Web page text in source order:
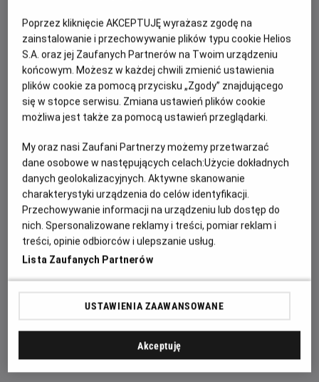
Justine Triet Justine Triet, Arthur Harari
OBSADA
Sandra Hüller , Swann Arlaud
Nagroda: Oscar 2024
Scenariusz oryginalny
Życie szczęśliwej rodziny we francuskich Alpach zostaje
przerwane, gdy Samuel ginie w wyniku upadku. Skoczył sam,
poślizgnął się czy może z balkonu wypchnęła go Sandra,
żona i matka? Śledczym brakuje dowodów, w sprawie
brakuje świadków. Na oczach opinii publicznej Sandra
najintymniejszych szczegółów swojego małżeństwa, które
mogą zaważyć o wyroku. Proces, który nurtuje wszystkich,
toczy się również w głowach widzów, a pytanie jest
oczywiste i brzmi: "Czy to zrobiła?".
Poprzez kliknięcie AKCEPTUJĘ wyrażasz zgodę na
zainstalowanie i przechowywanie plików typu cookie Helios
S.A. oraz jej Zaufanych Partnerów na Twoim urządzeniu
końcowym. Możesz w każdej chwili zmienić ustawienia
plików cookie za pomocą przycisku „Zgody” znajdującego
się w stopce serwisu. Zmiana ustawień plików cookie
możliwa jest także za pomocą ustawień przeglądarki.
My oraz nasi Zaufani Partnerzy możemy przetwarzać
dane osobowe w następujących celach:Użycie dokładnych
danych geolokalizacyjnych. Aktywne skanowanie
charakterystyki urządzenia do celów identyfikacji.
Przechowywanie informacji na urządzeniu lub dostęp do
nich. Spersonalizowane reklamy i treści, pomiar reklam i
treści, opinie odbiorców i ulepszanie usług.
Lista Zaufanych Partnerów
USTAWIENIA ZAAWANSOWANE
Akceptuję